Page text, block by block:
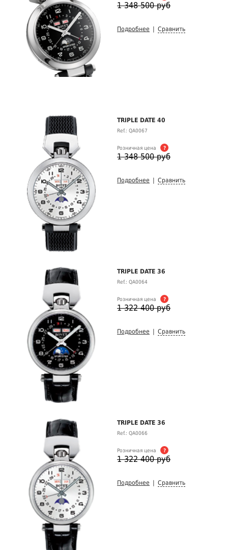
1 348 500 руб
Подробнее Сравнить
TRIPLE DATE 40
Ref.: QA0067
Розничная цена ?
1 348 500 руб
Подробнее Сравнить
TRIPLE DATE 36
Ref.: QA0064
Розничная цена ?
1 322 400 руб
Подробнее Сравнить
TRIPLE DATE 36
Ref.: QA0066
Розничная цена ?
1 322 400 руб
Подробнее Сравнить